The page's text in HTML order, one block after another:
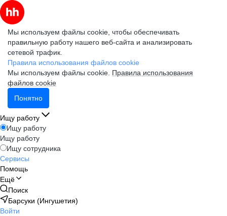
Мы используем файлы cookie, чтобы обеспечивать
правильную работу нашего веб-сайта и анализировать
сетевой трафик.
Правила использования файлов cookie
Мы используем файлы cookie. Правила использования
файлов cookie
Понятно
Ищу работу
Ищу работу
Ищу работу
Ищу сотрудника
Сервисы
Помощь
Ещё
Поиск
Барсуки (Ингушетия)
Войти